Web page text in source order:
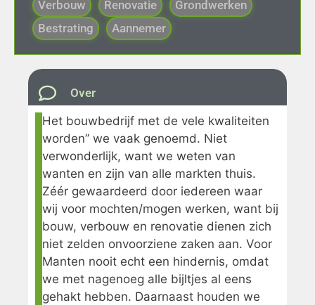
Verbouw
Renovatie
Grondwerken
Bestrating
Aannemer
Over
Het bouwbedrijf met de vele kwaliteiten
worden” we vaak genoemd. Niet
verwonderlijk, want we weten van
wanten en zijn van alle markten thuis.
Zéér gewaardeerd door iedereen waar
wij voor mochten/mogen werken, want bij
bouw, verbouw en renovatie dienen zich
niet zelden onvoorziene zaken aan. Voor
Manten nooit echt een hindernis, omdat
we met nagenoeg alle bijltjes al eens
gehakt hebben. Daarnaast houden we